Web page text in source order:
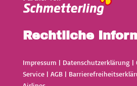
Rechtliche
Impressum | Datenschutzerklärung |
Service| AGB|